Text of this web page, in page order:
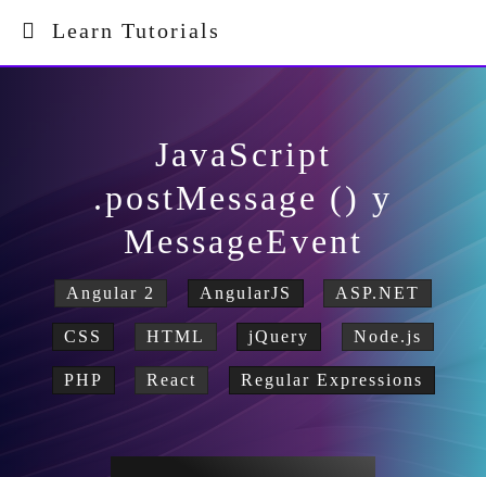
Learn Tutorials
JavaScript
.postMessage () y
MessageEvent
Angular 2 AngularJS ASP.NET
CSS HTML jQuery Node.js
PHP React Regular Expressions